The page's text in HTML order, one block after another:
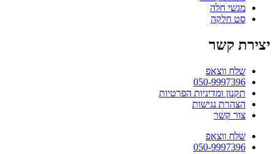
מגשי חלה
סט חלקה
יצירת קשר
שלח ווצאפ
050-9997396
תקנון ומדיניות הפרטיות
הצהרת נגישות
צור קשר
שלח ווצאפ
050-9997396